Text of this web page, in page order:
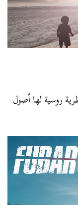
روسية لها أصول